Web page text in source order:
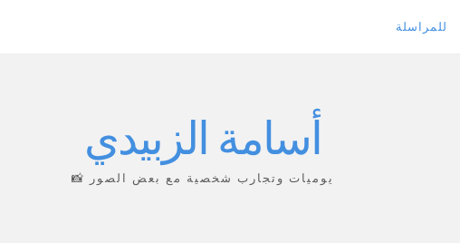
للمراسلة
أسامة الزبيدي
يوميات وتجارب شخصية مع بعض الصور 📸